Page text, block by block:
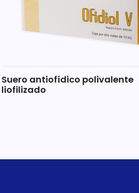
Suero antiofídico polivalente
liofilizado